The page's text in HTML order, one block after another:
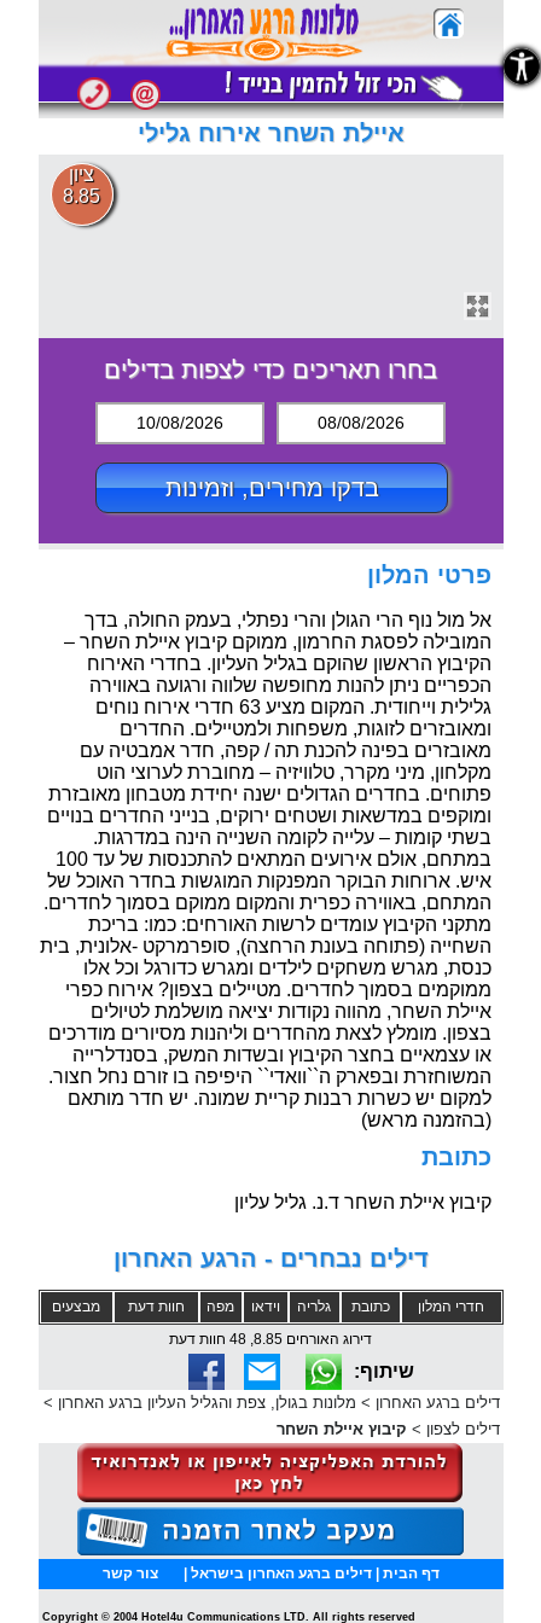
איילת השחר אירוח גלילי
ציון
8.85
בחרו תאריכים כדי לצפות בדילים
10/08/2026 08/08/2026
בדקו מחירים, וזמינות
פרטי המלון
אל מול נוף הרי הגולן והרי נפתלי, בעמק החולה, בדך
המובילה לפסגת החרמון, ממוקם קיבוץ איילת השחר –
הקיבוץ הראשון שהוקם בגליל העליון. בחדרי האירוח
הכפריים ניתן להנות מחופשה שלווה ורגועה באווירה
גלילית וייחודית. המקום מציע 63 חדרי אירוח נוחים
ומאובזרים לזוגות, משפחות ולמטיילים. החדרים
מאובזרים בפינה להכנת תה / קפה, חדר אמבטיה עם
מקלחון, מיני מקרר, טלוויזיה – מחוברת לערוצי הוט
פתוחים. בחדרים הגדולים ישנה יחידת מטבחון מאובזרת
ומוקפים במדשאות ושטחים ירוקים, בנייני החדרים בנויים
בשתי קומות – עלייה לקומה השנייה הינה במדרגות.
במתחם, אולם אירועים המתאים להתכנסות של עד 100
איש. ארוחות הבוקר המפנקות המוגשות בחדר האוכל של
המתחם, באווירה כפרית והמקום ממוקם בסמוך לחדרים.
מתקני הקיבוץ עומדים לרשות האורחים: כמו: בריכת
השחייה (פתוחה בעונת הרחצה), סופרמרקט -אלונית, בית
כנסת, מגרש משחקים לילדים ומגרש כדורגל וכל אלו
ממוקמים בסמוך לחדרים. מטיילים בצפון? אירוח כפרי
איילת השחר, מהווה נקודות יציאה מושלמת לטיולים
בצפון. מומלץ לצאת מהחדרים וליהנות מסיורים מודרכים
או עצמאיים בחצר הקיבוץ ובשדות המשק, בסנדלרייה
המשוחזרת ובפארק ה``וואדי`` היפיפה בו זורם נחל חצור.
למקום יש כשרות רבנות קריית שמונה. יש חדר מותאם
(בהזמנה מראש)
כתובת
קיבוץ איילת השחר ד.נ. גליל עליון
דילים נבחרים - הרגע האחרון
מבצעים חוות דעת מפה וידאו גלריה כתובת
חדרי המלון
דירוג האורחים 8.85, 48 חוות דעת
שיתוף:
דילים ברגע האחרון > מלונות בגולן, צפת והגליל העליון ברגע האחרון >
דילים לצפון > קיבוץ איילת השחר
דף הבית | דילים ברגע האחרון בישראל |צור קשר
Copyright © 2004 Hotel4u Communications LTD. All rights reserved
נגישות
נגישות